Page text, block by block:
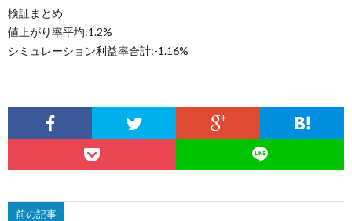
検証まとめ
値上がり率平均:1.2%
シミュレーション利益率合計:-1.16%
前の記事